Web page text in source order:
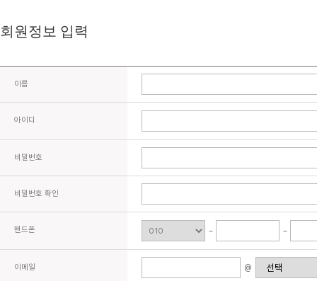
회원정보 입력
이름
아이디
비밀번호
비밀번호 확인
핸드폰
이메일 @